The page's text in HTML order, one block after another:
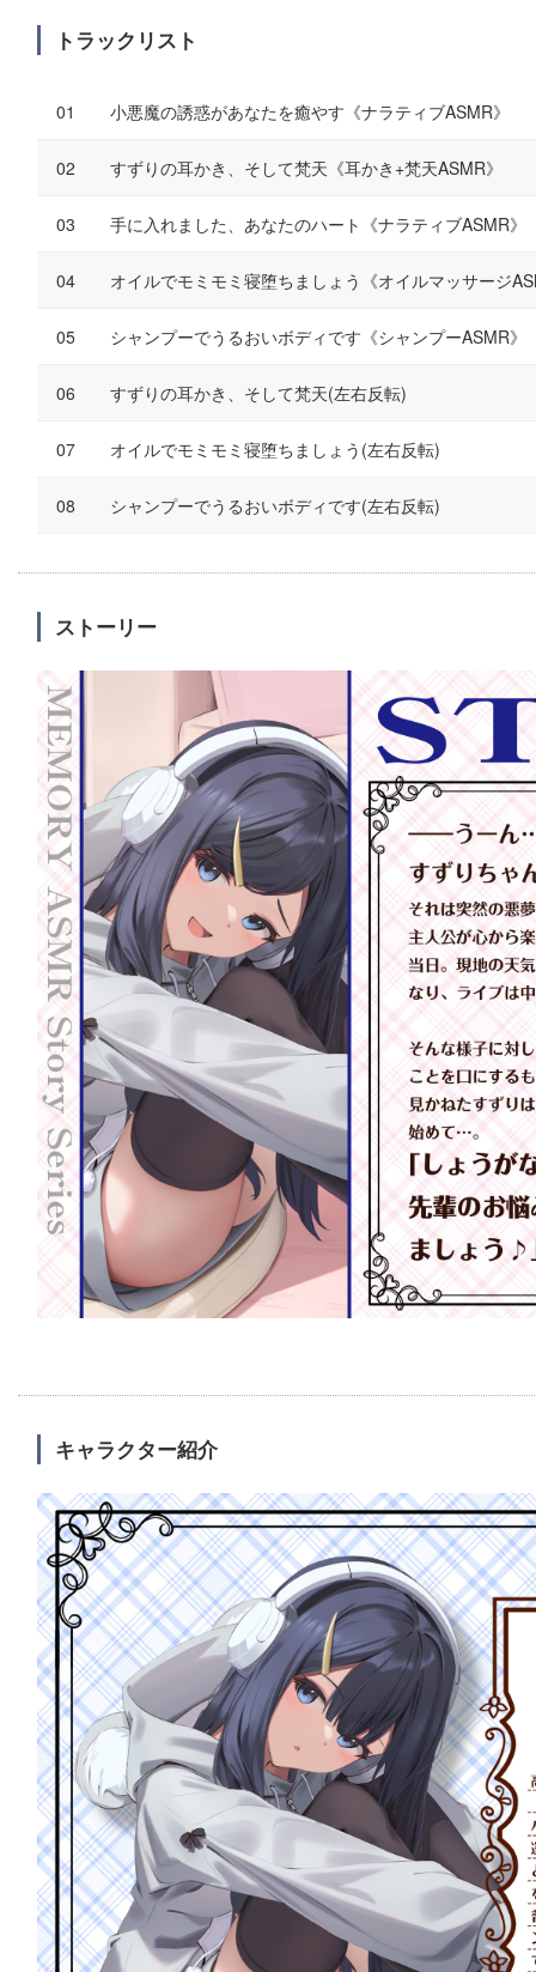
トラックリスト
小悪魔の誘惑があなたを癒やす《ナラティブASMR》
すずりの耳かき、そして梵天《耳かき+梵天ASMR》
手に入れました、あなたのハート《ナラティブASMR》
オイルでモミモミ寝堕ちましょう《オイルマッサージ
シャンプーでうるおいボディです《シャンプーASMR》
すずりの耳かき、そして梵天(左右反転)
オイルでモミモミ寝堕ちましょう(左右反転)
シャンプーでうるおいボディです(左右反転)
ストーリー
キャラクター紹介